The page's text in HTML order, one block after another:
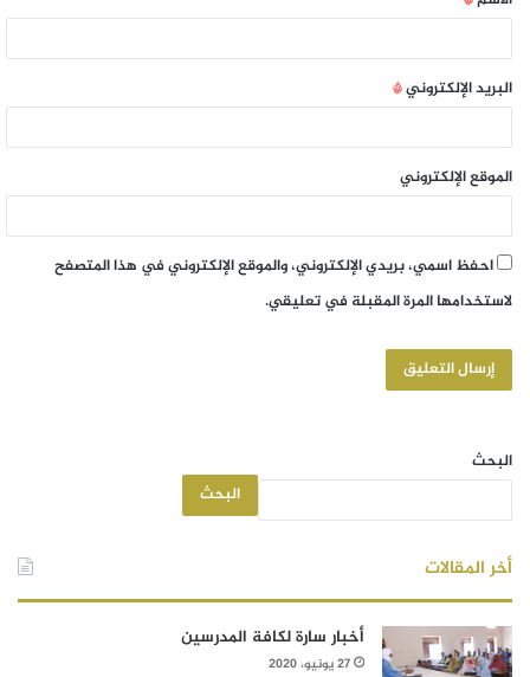
البريد الإلكتروني*
الموقع الإلكتروني
احفظ اسمي، بريدي الإلكتروني، والموقع الإلكتروني في هذا المتصفح
لاستخدامها المرة المقبلة في تعليقي.
البحث
البحث
أخر المقالات
أخبار سارة لكافة المدرسين
27 يونيو، 2020